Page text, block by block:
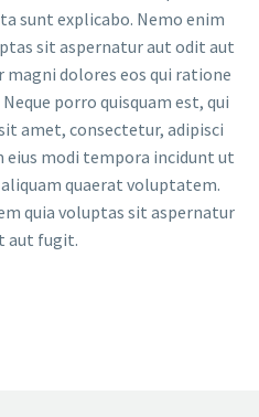
sunt explicabo. Nemo enim
sit aspernatur aut odit aut
magni dolores eos qui ratione
porro quisquam est, qui
amet, consectetur, adipisci
eius modi tempora incidunt ut
quaerat voluptatem.
quia voluptas sit aspernatur
aut fugit.